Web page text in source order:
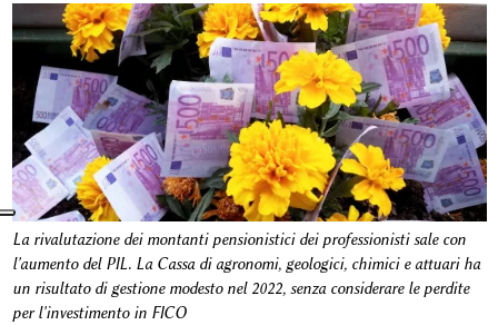
La rivalutazione dei montanti pensionistici dei professionisti sale con
l'aumento del PIL. La Cassa di agronomi, geologici, chimici e attuari ha
un risultato di gestione modesto nel 2022, senza considerare le perdite
per l'investimento in FICO